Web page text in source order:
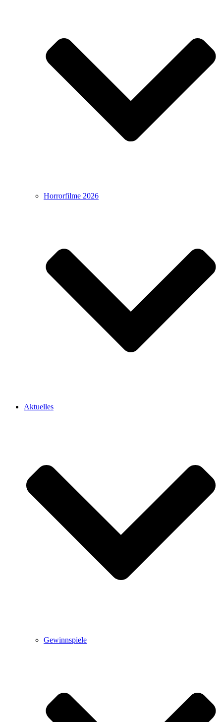
Horrorfilme 2026
Aktuelles
Gewinnspiele